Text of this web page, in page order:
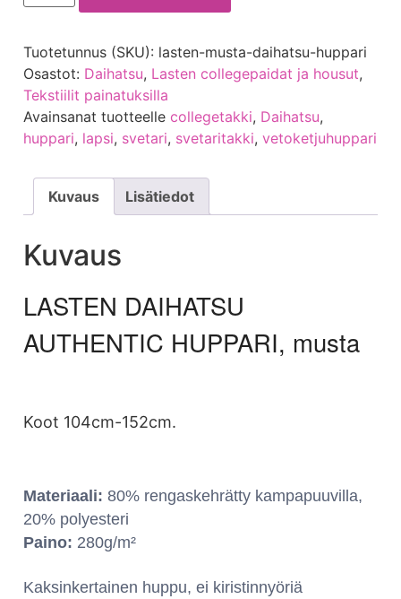
Tuotetunnus (SKU): lasten-musta-daihatsu-huppari
Osastot: Daihatsu, Lasten collegepaidat ja housut,
Tekstiilit painatuksilla
Avainsanat tuotteelle collegetakki, Daihatsu,
huppari, lapsi, svetari, svetaritakki, vetoketjuhuppari
Kuvaus Lisätiedot
Kuvaus
LASTEN DAIHATSU
AUTHENTIC HUPPARI, musta
Koot 104cm-152cm.
Materiaali: 80% rengaskehrätty kampapuuvilla,
20% polyesteri
Paino: 280g/m²
Kaksinkertainen huppu, ei kiristinnyöriä